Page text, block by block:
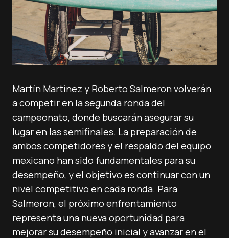
Martín Martínez y Roberto Salmeron volverán
a competir en la segunda ronda del
campeonato, donde buscarán asegurar su
lugar en las semifinales. La preparación de
ambos competidores y el respaldo del equipo
mexicano han sido fundamentales para su
desempeño, y el objetivo es continuar con un
nivel competitivo en cada ronda. Para
Salmeron, el próximo enfrentamiento
representa una nueva oportunidad para
mejorar su desempeño inicial y avanzar en el